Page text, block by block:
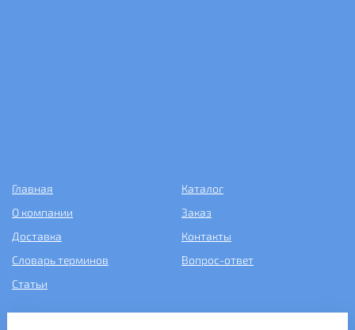
Главная
Каталог
О компании
Заказ
Доставка
Контакты
Словарь терминов
Вопрос-ответ
Статьи